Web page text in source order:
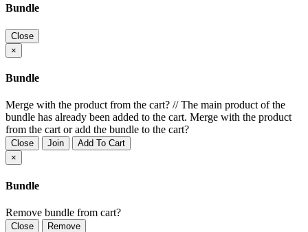
Bundle
Close
×
Bundle
Merge with the product from the cart? //The main product of the
bundle has already been added to the cart. Merge with the product
from the cart or add the bundle to the cart?
Close Join
Add To Cart
×
Bundle
Remove bundle from cart?
Close Remove